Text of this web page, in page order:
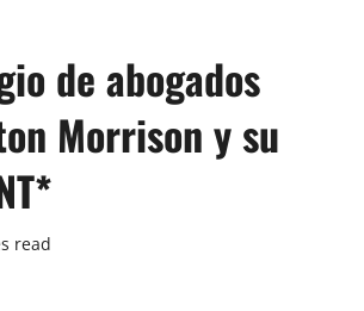
de abogados
Morrison y su
read